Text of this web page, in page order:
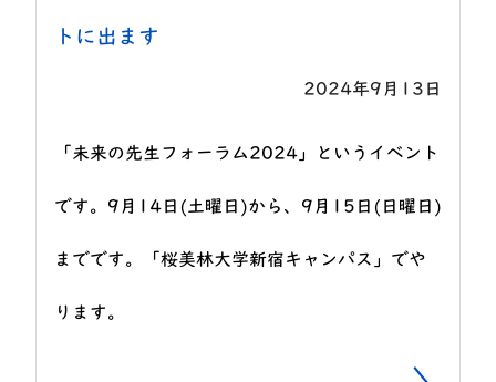
トに出ます
2024年9月13日
「未来の先生フォーラム2024」というイベント
です。9月14日(土曜日)から、9月15日(日曜日)
までです。「桜美林大学新宿キャンパス」でや
ります。